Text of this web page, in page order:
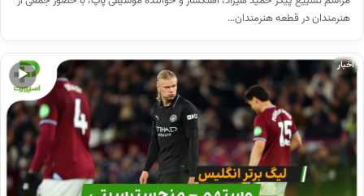
هنرمندان در قطعه هنرمندان…
▶
اخبار